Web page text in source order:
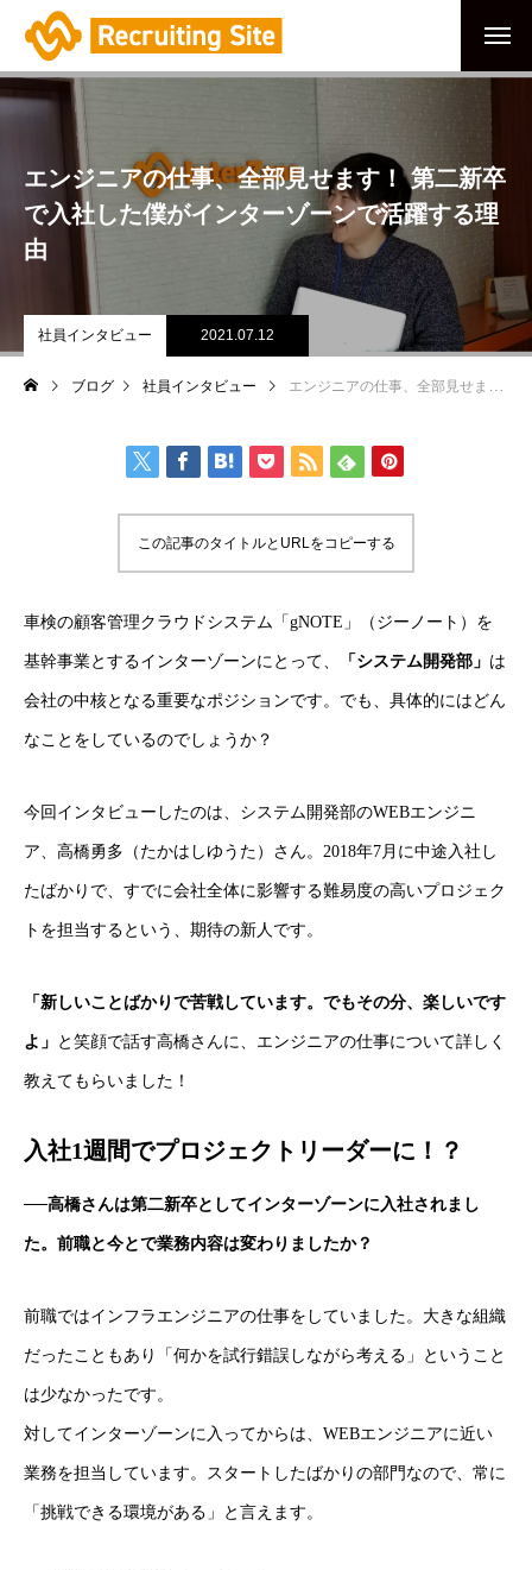
エンジニアの仕事、全部見せます！ 第二新卒
で入社した僕がインターゾーンで活躍する理
由
社員インタビュー 2021.07.12
ブログ 社員インタビュー エンジニアの仕事、全部見せます！ 第二新卒で入社した僕がインターゾーンで活躍する理由
この記事のタイトルとURLをコピーする
車検の顧客管理クラウドシステム「gNOTE」（ジーノート）を
基幹事業とするインターゾーンにとって、 「システム開発部」 は
会社の中核となる重要なポジションです。でも、具体的にはどん
なことをしているのでしょうか？
今回インタビューしたのは、システム開発部のWEBエンジニ
ア、高橋勇多（たかはしゆうた）さん。2018年7月に中途入社し
たばかりで、すでに会社全体に影響する難易度の高いプロジェク
トを担当するという、期待の新人です。
「新しいことばかりで苦戦しています。でもその分、楽しいです
よ」 と笑顔で話す高橋さんに、エンジニアの仕事について詳しく
教えてもらいました！
入社1週間でプロジェクトリーダーに！？
──高橋さんは第二新卒としてインターゾーンに入社されまし
た。前職と今とで業務内容は変わりましたか？
前職ではインフラエンジニアの仕事をしていました。大きな組織
だったこともあり「何かを試行錯誤しながら考える」ということ
は少なかったです。
対してインターゾーンに入ってからは、WEBエンジニアに近い
業務を担当しています。スタートしたばかりの部門なので、常に
「挑戦できる環境がある」と言えます。